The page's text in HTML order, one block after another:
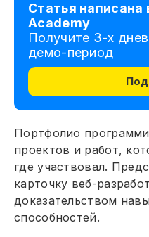
Статья написана
Academy
Получите 3-х
демо-период
Портфолио
проектов и работ,
где участвовал.
карточку веб-
доказательством
способностей.